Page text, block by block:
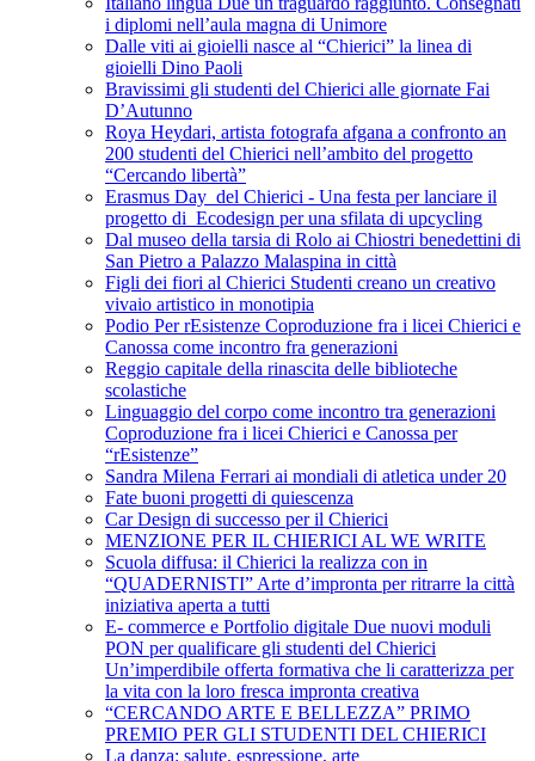
i diplomi nell’aula magna di Unimore
Dalle viti ai gioielli nasce al “Chierici” la linea di
gioielli Dino Paoli
Bravissimi gli studenti del Chierici alle giornate Fai
D’Autunno
Roya Heydari, artista fotografa afgana a confronto an
200 studenti del Chierici nell’ambito del progetto
“Cercando libertà”
Erasmus Day del Chierici - Una festa per lanciare il
progetto di Ecodesign per una sfilata di upcycling
Dal museo della tarsia di Rolo ai Chiostri benedettini di
San Pietro a Palazzo Malaspina in città
Figli dei fiori al Chierici Studenti creano un creativo
vivaio artistico in monotipia
Podio Per rEsistenze Coproduzione fra i licei Chierici e
Canossa come incontro fra generazioni
Reggio capitale della rinascita delle biblioteche
scolastiche
Linguaggio del corpo come incontro tra generazioni
Coproduzione fra i licei Chierici e Canossa per
“rEsistenze”
Sandra Milena Ferrari ai mondiali di atletica under 20
Fate buoni progetti di quiescenza
Car Design di successo per il Chierici
MENZIONE PER IL CHIERICI AL WE WRITE
Scuola diffusa: il Chierici la realizza con in
“QUADERNISTI” Arte d’impronta per ritrarre la città
iniziativa aperta a tutti
E- commerce e Portfolio digitale Due nuovi moduli
PON per qualificare gli studenti del Chierici
Un’imperdibile offerta formativa che li caratterizza per
la vita con la loro fresca impronta creativa
“CERCANDO ARTE E BELLEZZA” PRIMO
PREMIO PER GLI STUDENTI DEL CHIERICI
La danza: salute, espressione, arte